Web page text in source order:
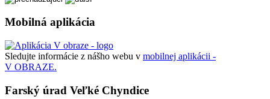
Mobilná aplikácia
Sledujte informácie z nášho webu v mobilnej aplikácii -
V OBRAZE.
Farský úrad Veľké Chyndice